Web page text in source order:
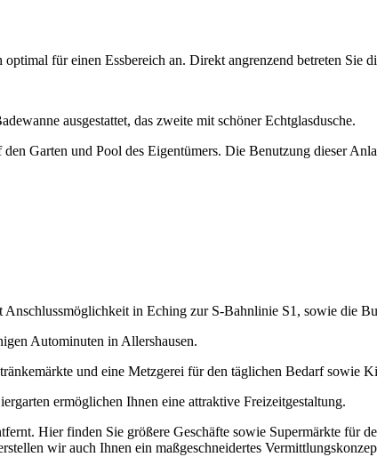
für einen Essbereich an. Direkt angrenzend betreten Sie
ausgestattet, das zweite mit schöner Echtglasdusche.
Garten und Pool des Eigentümers. Die Benutzung dieser
in Eching zur S-Bahnlinie S1, sowie die
Autominuten in Allershausen.
und eine Metzgerei für den täglichen Bedarf sowie
ermöglichen Ihnen eine attraktive Freizeitgestaltung.
Hier finden Sie größere Geschäfte sowie Supermärkte für
wir auch Ihnen ein maßgeschneidertes